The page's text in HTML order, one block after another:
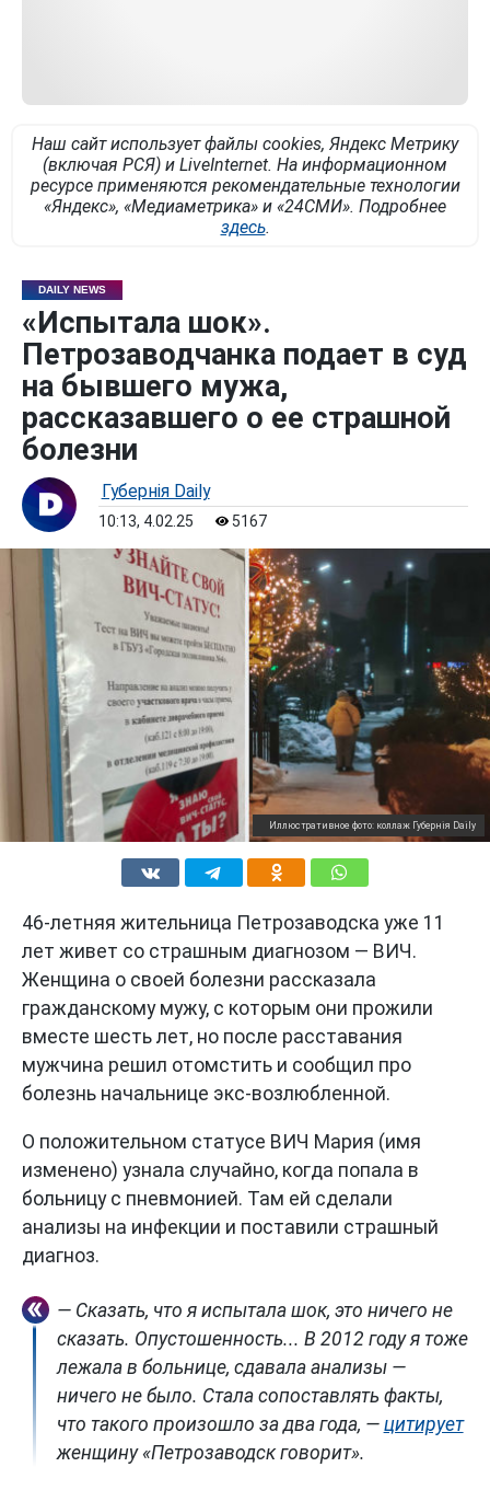
Наш сайт использует файлы cookies, Яндекс Метрику
(включая РСЯ) и LiveInternet. На информационном
ресурсе применяются рекомендательные технологии
«Яндекс», «Медиаметрика» и «24СМИ». Подробнее
здесь.
DAILY NEWS
«Испытала шок».
Петрозаводчанка подает в суд
на бывшего мужа,
рассказавшего о ее страшной
болезни
Губернiя Daily
10:13, 4.02.25 5167
Иллюстративное фото: коллаж Губернiя Daily
46-летняя жительница Петрозаводска уже 11
лет живет со страшным диагнозом — ВИЧ.
Женщина о своей болезни рассказала
гражданскому мужу, с которым они прожили
вместе шесть лет, но после расставания
мужчина решил отомстить и сообщил про
болезнь начальнице экс-возлюбленной.
О положительном статусе ВИЧ Мария (имя
изменено) узнала случайно, когда попала в
больницу с пневмонией. Там ей сделали
анализы на инфекции и поставили страшный
диагноз.
— Сказать, что я испытала шок, это ничего не
сказать. Опустошенность... В 2012 году я тоже
лежала в больнице, сдавала анализы —
ничего не было. Стала сопоставлять факты,
что такого произошло за два года, — цитирует
женщину «Петрозаводск говорит».